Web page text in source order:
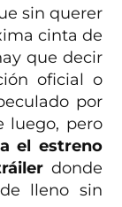
sin querer
cinta de
que decir
oficial o
por
luego, pero
el estreno
donde
lleno sin